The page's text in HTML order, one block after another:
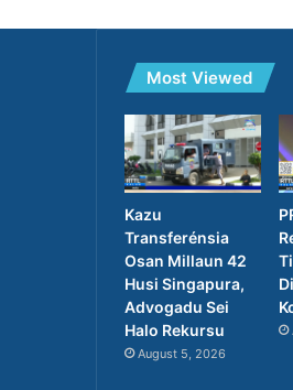
Most Viewed
Kazu
Transferénsia
Osan Millaun 42
Husi Singapura,
Advogadu Sei
Halo Rekursu
August 5, 2026